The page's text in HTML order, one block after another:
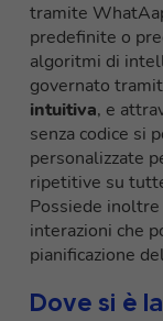
tramite W
predefinite o
algoritmi di
governato
intuitiva, e
senza codice si
personalizzate p
ripetitive su
Possiede
interazioni che
pianificazione
Dove si è